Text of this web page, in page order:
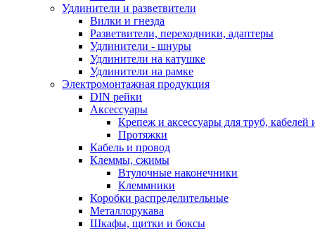
Удлинители и разветвители
Вилки и гнезда
Разветвители, переходники, адаптеры
Удлинители - шнуры
Удлинители на катушке
Удлинители на рамке
Электромонтажная продукция
DIN рейки
Аксессуары
Крепеж и аксессуары для труб, кабелей
Протяжки
Кабель и провод
Клеммы, сжимы
Втулочные наконечники
Клеммники
Коробки распределительные
Металлорукава
Шкафы, щитки и боксы